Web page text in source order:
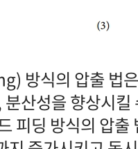
방식의 압출 법
산성을 향상시
피딩 방식의 압